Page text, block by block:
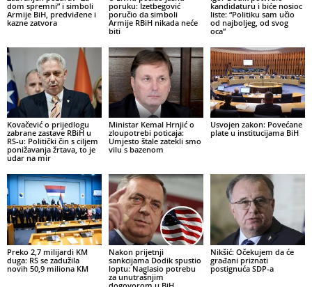
dom spremni” i simboli
Armije BiH, predviđene i
kazne zatvora
poruku: Izetbegović
poručio da simboli
Armije RBiH nikada neće
biti
kandidaturu i biće nosioc
liste: “Politiku sam učio
od najboljeg, od svog
oca”
Kovačević o prijedlogu
zabrane zastave RBiH u
RS-u: Politički čin s ciljem
ponižavanja žrtava, to je
udar na mir
Ministar Kemal Hrnjić o
zloupotrebi poticaja:
Umjesto štale zatekli smo
vilu s bazenom
Usvojen zakon: Povećane
plate u institucijama BiH
Preko 2,7 milijardi KM
duga: RS se zadužila
novih 50,9 miliona KM
Nakon prijetnji
sankcijama Dodik spustio
loptu: Naglasio potrebu
za unutrašnjim
Nikšić: Očekujem da će
građani priznati
postignuća SDP-a